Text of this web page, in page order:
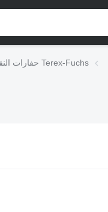
حفارات النقل والشحن Terex-Fuchs